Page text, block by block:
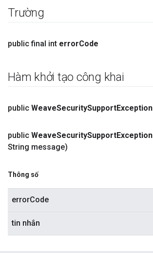
Trường
public final int errorCode
Hàm khởi tạo công khai
public WeaveSecuritySupportException
public WeaveSecuritySupportException
String message)
Thông số
errorCode
tin nhắn